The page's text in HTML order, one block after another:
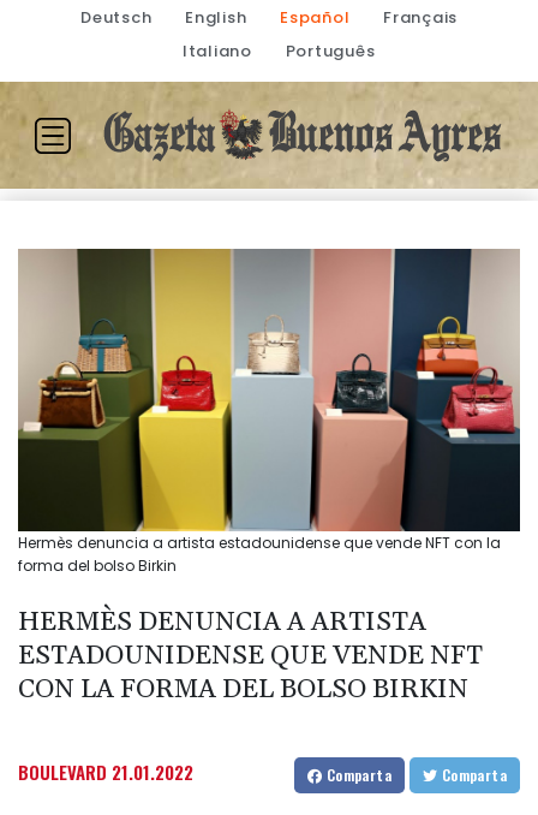
Deutsch English Español
Français
Italiano
Português
Hermès denuncia a artista estadounidense que vende NFT con la
forma del bolso Birkin
HERMÈS DENUNCIA A ARTISTA
ESTADOUNIDENSE QUE VENDE NFT
CON LA FORMA DEL BOLSO BIRKIN
BOULEVARD 21.01.2022 Comparta Comparta